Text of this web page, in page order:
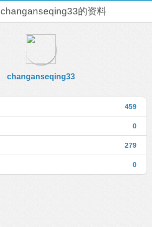
changanseqing33的资料
changanseqing33
459
0
279
0